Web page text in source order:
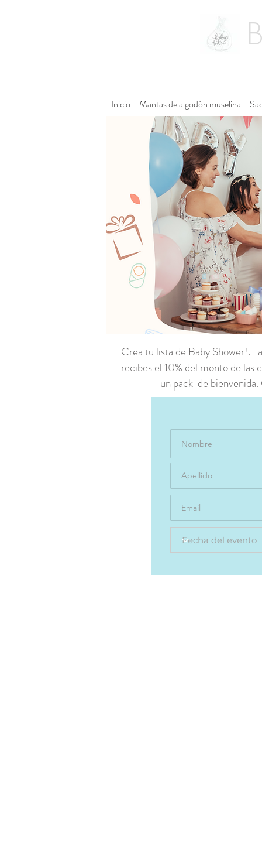
Inicio Mantas de algodón muselina
Crea tu lista de Baby Shower!.
recibes el 10% del monto de las
un pack de